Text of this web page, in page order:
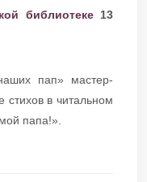
библиотеке13
пап» мастер-
стихов в читальном
папа!».